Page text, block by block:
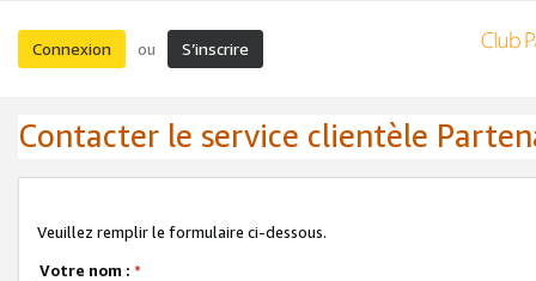
Connexion ou S’inscrire
Contacter le service clientèle
Veuillez remplir le formulaire ci-dessous.
Votre nom : *